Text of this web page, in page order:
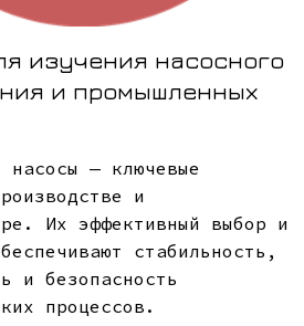
изучения насосного
и промышленных
насосы — ключевые
и
Их эффективный выбор и
стабильность,
и безопасность
процессов.